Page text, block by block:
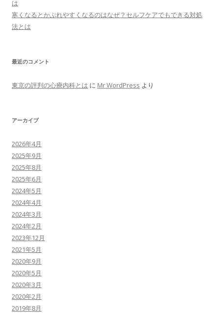
は
寒くなるとかぶれやすくなるのはなぜ？セルフケアでもできる対処
法とは
最近のコメント
東京の評判の心療内科とは に Mr WordPress より
アーカイブ
2026年4月
2025年9月
2025年8月
2025年6月
2024年5月
2024年4月
2024年3月
2024年2月
2023年12月
2021年5月
2020年9月
2020年5月
2020年3月
2020年2月
2019年8月